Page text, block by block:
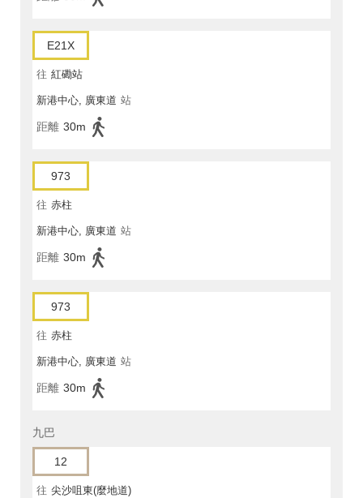
E21X
往 紅磡站
新港中心, 廣東道 站
距離 30m
973
往 赤柱
新港中心, 廣東道 站
距離 30m
973
往 赤柱
新港中心, 廣東道 站
距離 30m
九巴
12
往 尖沙咀東(麼地道)